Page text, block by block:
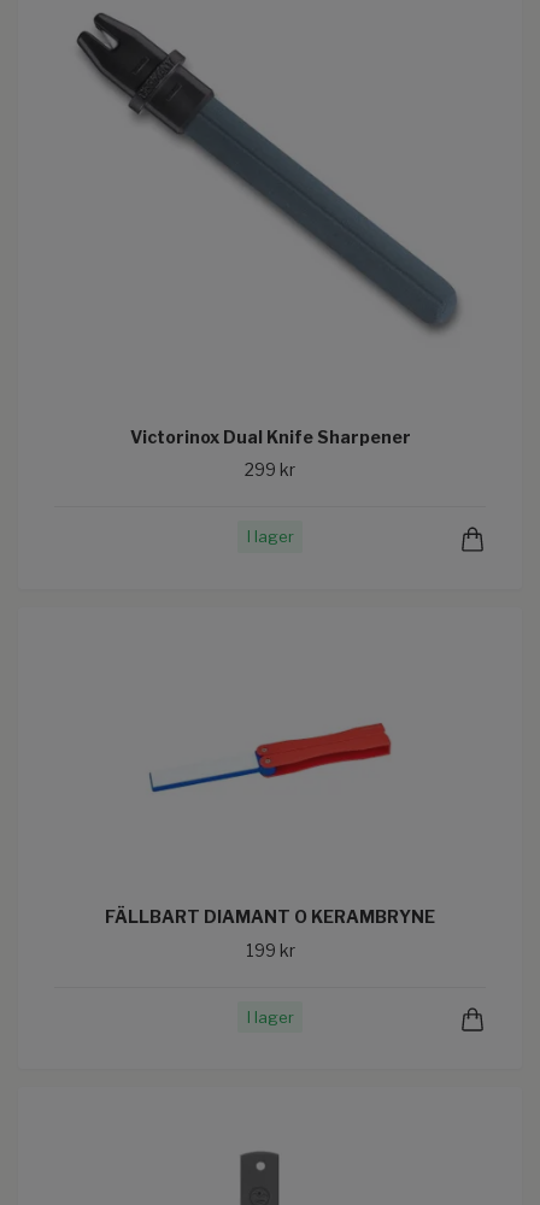
Victorinox Dual Knife Sharpener
299 kr
I lager
FÄLLBART DIAMANT O KERAMBRYNE
199 kr
I lager